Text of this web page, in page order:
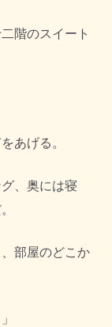
階のスイート
あげる。
、奥には寝
部屋のどこか